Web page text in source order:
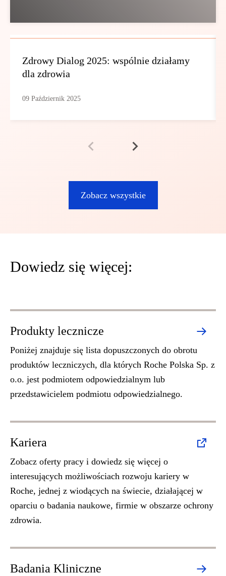
Zdrowy Dialog 2025: wspólnie działamy
dla zdrowia
09 Październik 2025
Zobacz wszystkie
Dowiedz się więcej:
Produkty lecznicze
Poniżej znajduje się lista dopuszczonych do obrotu
produktów leczniczych, dla których Roche Polska Sp. z
o.o. jest podmiotem odpowiedzialnym lub
przedstawicielem podmiotu odpowiedzialnego.
Kariera
Zobacz oferty pracy i dowiedz się więcej o
interesujących możliwościach rozwoju kariery w
Roche, jednej z wiodących na świecie, działającej w
oparciu o badania naukowe, firmie w obszarze ochrony
zdrowia.
Badania Kliniczne